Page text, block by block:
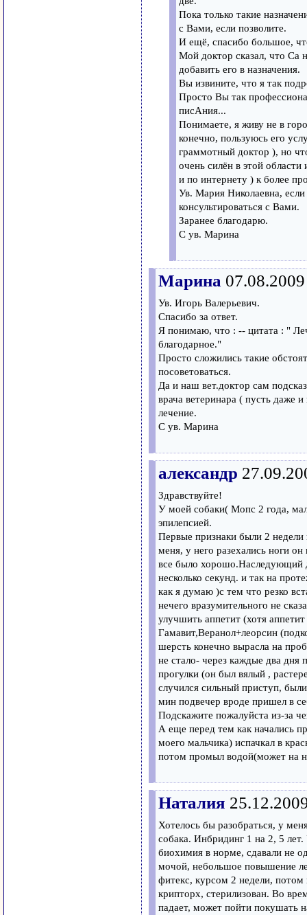
Пока только такие
с Вами, если позволите.
И ещё, спасибо большое,
Мой доктор сказал, что Са
добавить его в назначения.
Вы извините, что я так
Просто Вы так
писАния...
Понимаете, я живу не в
конечно, пользуюсь его
граммотный доктор ), но
очень силён в этой
и по интернету ) к более
Ув. Мария Николаевна,
консультироваться с Вами.
Заранее благодарю.
С ув. Марина
Марина
Ув. Игорь Валерьевич.
Спасибо за ответ.
Я понимаю, что : -- цитата : "
благодарное."
Просто сложились такие
посоветоваться.
Да и наш вет.доктор сам
врача ветеринара ( пусть даже
лечение.
С ув. Марина
александр
Здравствуйте!
У моей собаки( Мопс 2 года,
эпилепсией.
Первые признаки были 2 недели
меня, у него разехались ноги
все было хорошо.Наследующий
несколько секунд. и так на
как я думаю )с тем что резко
нечего вразумительного не
улучшить аппетит (хотя
Гамавит,Веранол+леорсин
шерсть конечно вырасла на
не стало- через каждые два дня
прогулки (он был вялый ,
случился сильный приступ,
мин подвечер вроде пришел в
Подскажите пожалуйста из-за
А еще перед тем как начались
моего мальчика) испачкал в
потом промыл водой(может на
Наталия
Хотелось бы разобраться, у
собака. Инбридинг 1 на 2, 5
биохимия в норме, сдавали не
мочой, небольшое повышение
фитекс, курсом 2 недели, потом
крипторх, стерилизован. Во
падает, может пойти покушать